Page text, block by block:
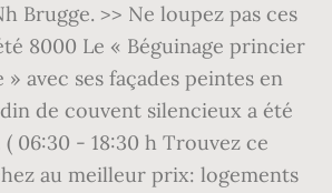
Brugge. >> Ne loupez pas ces
8000 Le « Béguinage princier
» avec ses façades peintes en
de couvent silencieux a été
06:30 - 18:30 h Trouvez ce
au meilleur prix: logements